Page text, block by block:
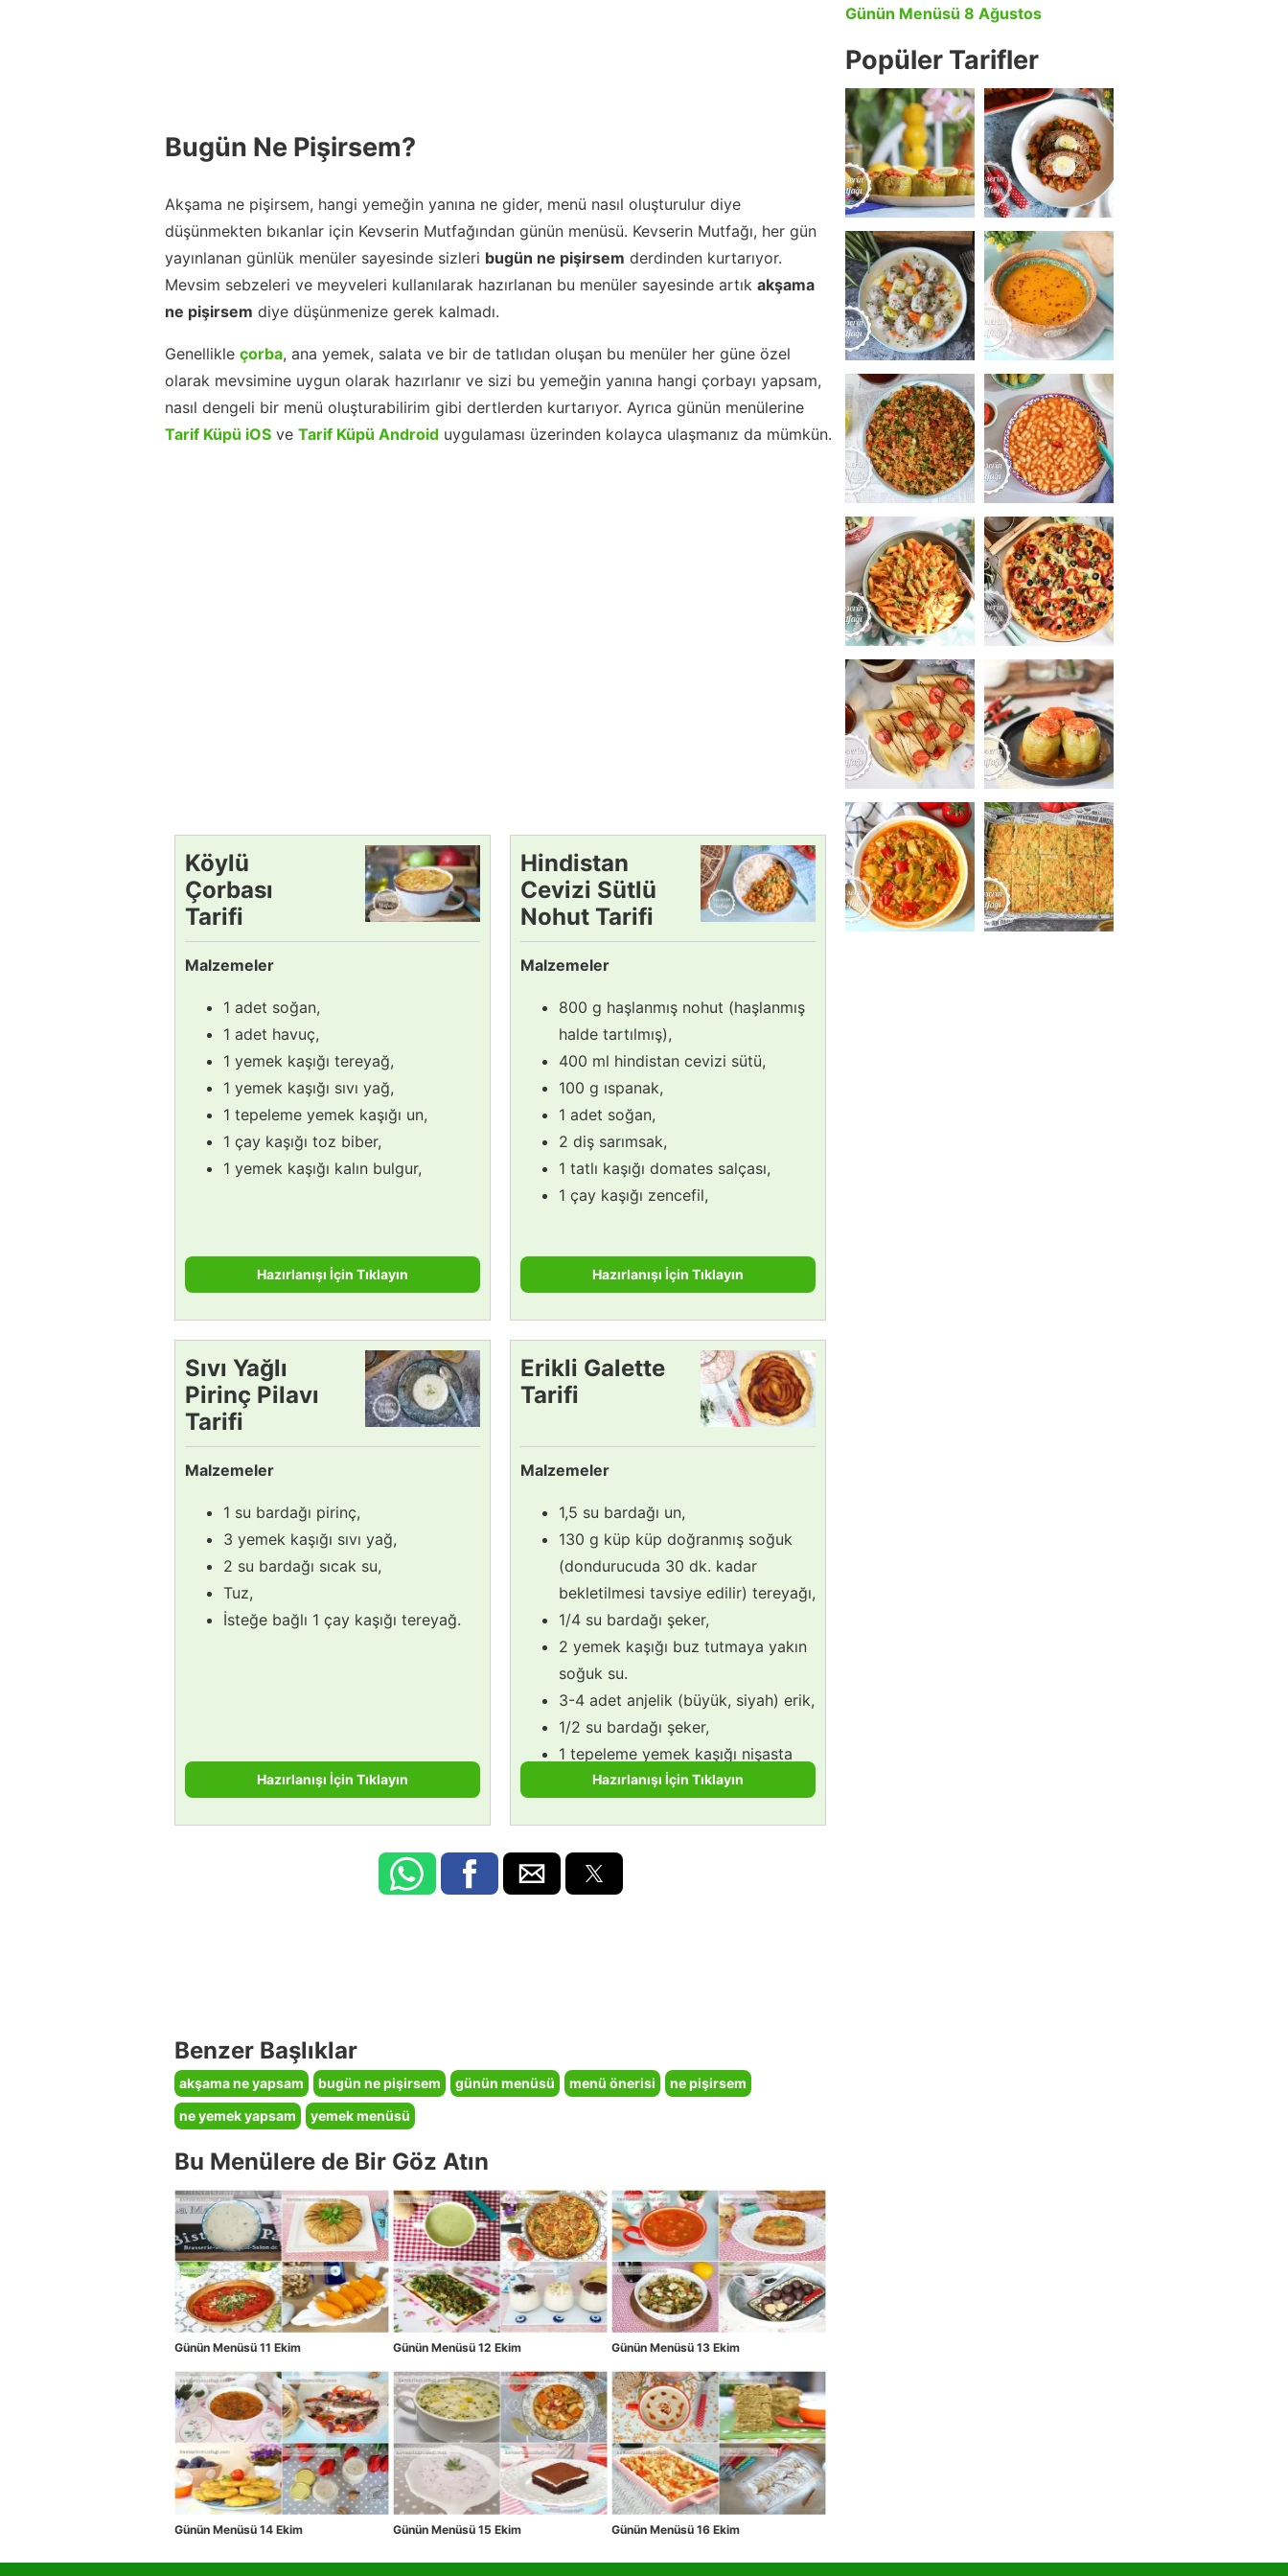
Bugün Ne Pişirsem?
Akşama ne pişirsem, hangi yemeğin yanına ne gider, menü nasıl oluşturulur diye
düşünmekten bıkanlar için Kevserin Mutfağından günün menüsü. Kevserin Mutfağı, her gün
yayınlanan günlük menüler sayesinde sizleri bugün ne pişirsem derdinden kurtarıyor.
Mevsim sebzeleri ve meyveleri kullanılarak hazırlanan bu menüler sayesinde artık akşama
ne pişirsem diye düşünmenize gerek kalmadı.
Genellikle çorba, ana yemek, salata ve bir de tatlıdan oluşan bu menüler her güne özel
olarak mevsimine uygun olarak hazırlanır ve sizi bu yemeğin yanına hangi çorbayı yapsam,
nasıl dengeli bir menü oluşturabilirim gibi dertlerden kurtarıyor. Ayrıca günün menülerine
Tarif Küpü iOS ve Tarif Küpü Android uygulaması üzerinden kolayca ulaşmanız da mümkün.
Köylü
Çorbası
Tarifi
Malzemeler
1 adet soğan,
1 adet havuç,
1 yemek kaşığı tereyağ,
1 yemek kaşığı sıvı yağ,
1 tepeleme yemek kaşığı un,
1 çay kaşığı toz biber,
1 yemek kaşığı kalın bulgur,
Hazırlanışı İçin Tıklayın
Hindistan
Cevizi Sütlü
Nohut Tarifi
Malzemeler
800 g haşlanmış nohut (haşlanmış
halde tartılmış),
400 ml hindistan cevizi sütü,
100 g ıspanak,
1 adet soğan,
2 diş sarımsak,
1 tatlı kaşığı domates salçası,
1 çay kaşığı zencefil,
Hazırlanışı İçin Tıklayın
Sıvı Yağlı
Pirinç Pilavı
Tarifi
Malzemeler
1 su bardağı pirinç,
3 yemek kaşığı sıvı yağ,
2 su bardağı sıcak su,
Tuz,
İsteğe bağlı 1 çay kaşığı tereyağ.
Hazırlanışı İçin Tıklayın
Erikli Galette
Tarifi
Malzemeler
1,5 su bardağı un,
130 g küp küp doğranmış soğuk
(dondurucuda 30 dk. kadar
bekletilmesi tavsiye edilir) tereyağı,
1/4 su bardağı şeker,
2 yemek kaşığı buz tutmaya yakın
soğuk su.
3-4 adet anjelik (büyük, siyah) erik,
1/2 su bardağı şeker,
1 tepeleme yemek kaşığı nişasta
(buğday/mısır farketmez).
Hazırlanışı İçin Tıklayın
Benzer Başlıklar
akşama ne yapsam bugün ne pişirsem günün menüsü menü önerisi
ne pişirsem
ne yemek yapsam
yemek menüsü
Bu Menülere de Bir Göz Atın
Günün Menüsü 11 Ekim Günün Menüsü 12 Ekim Günün Menüsü 13 Ekim
Günün Menüsü 14 Ekim Günün Menüsü 15 Ekim Günün Menüsü 16 Ekim
Günün Menüsü 8 Ağustos
Popüler Tarifler